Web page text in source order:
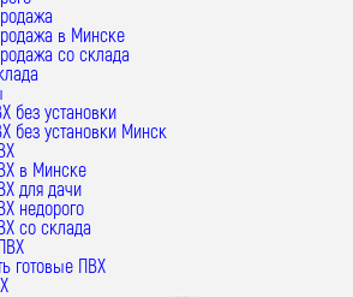
в Минске
со склада
без установки
без установки Минск
в Минске
для дачи
недорого
со склада
готовые ПВХ